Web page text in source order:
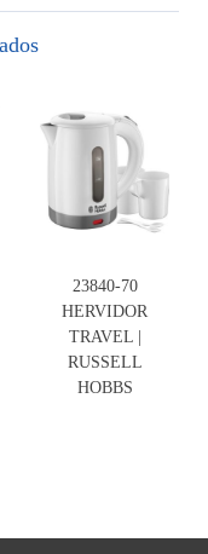
23840-70
HERVIDOR
TRAVEL |
RUSSELL
HOBBS